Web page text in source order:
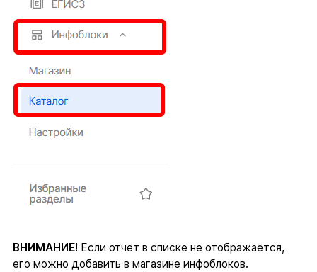
ВНИМАНИЕ! Если отчет в списке не отображается,
его можно добавить в магазине инфоблоков.